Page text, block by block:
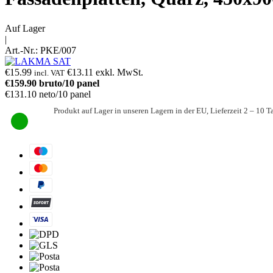
Auf Lager
|
Art.-Nr.: PKE/007
€15.99 incl. VAT €13.11 exkl. MwSt.
€159.90 bruto/10 panel
€131.10 neto/10 panel
Produkt auf Lager in unseren Lagern in der EU, Lieferzeit 2 – 10